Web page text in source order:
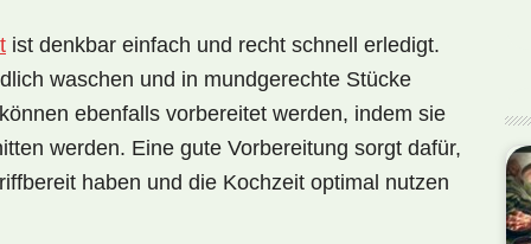
ist denkbar einfach und recht schnell erledigt.
waschen und in mundgerechte Stücke
ebenfalls vorbereitet werden, indem sie
werden. Eine gute Vorbereitung sorgt dafür,
haben und die Kochzeit optimal nutzen